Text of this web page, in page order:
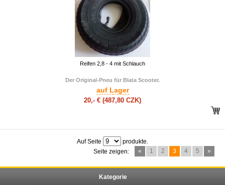
Kategorie
Reifen 2,8 - 4 mit Schlauch
Der Original-Pneu für Blata Scooter.
auf Lager
20,- € (487,80 CZK)
Auf Seite
produkte.
Seite zeigen:
« 1 2 3 4 5 »